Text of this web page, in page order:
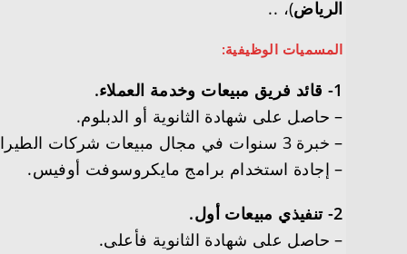
الرياض)، ..
المسميات الوظيفية:
1- قائد فريق مبيعات وخدمة العملاء.
– حاصل على شهادة الثانوية أو الدبلوم.
– خبرة 3 سنوات في مجال مبيعات شركات الطيران ومركز الاتصال.
– إجادة استخدام برامج مايكروسوفت أوفيس.
2- تنفيذي مبيعات أول.
– حاصل على شهادة الثانوية فأعلى.